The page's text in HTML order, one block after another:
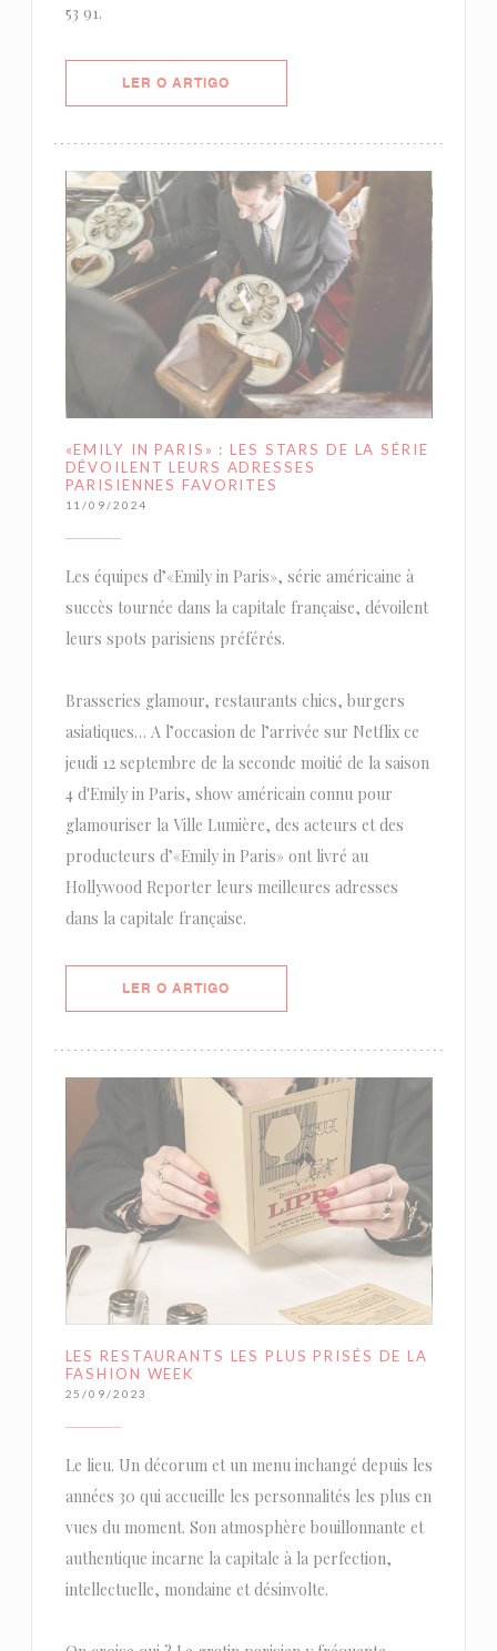
53 91.
LER O ARTIGO
«EMILY IN PARIS» : LES STARS DE LA SÉRIE
DÉVOILENT LEURS ADRESSES
PARISIENNES FAVORITES
11/09/2024
Les équipes d’«Emily in Paris», série américaine à
succès tournée dans la capitale française, dévoilent
leurs spots parisiens préférés.
Brasseries glamour, restaurants chics, burgers
asiatiques… A l’occasion de l’arrivée sur Netflix ce
jeudi 12 septembre de la seconde moitié de la saison
4 d'Emily in Paris, show américain connu pour
glamouriser la Ville Lumière, des acteurs et des
producteurs d’«Emily in Paris» ont livré au
Hollywood Reporter leurs meilleures adresses
dans la capitale française.
LER O ARTIGO
LES RESTAURANTS LES PLUS PRISÉS DE LA
FASHION WEEK
25/09/2023
Le lieu. Un décorum et un menu inchangé depuis les
années 30 qui accueille les personnalités les plus en
vues du moment. Son atmosphère bouillonnante et
authentique incarne la capitale à la perfection,
intellectuelle, mondaine et désinvolte.